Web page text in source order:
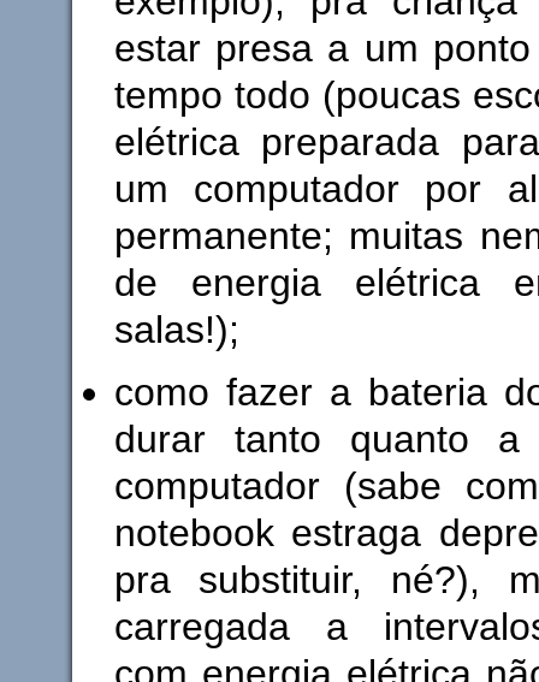
estar presa a um
tempo todo (poucas
elétrica preparada
um computador por
permanente; muitas
de energia elétrica
salas!);
como fazer a bateria
durar tanto quanto
computador (sabe
notebook estraga
pra substituir, né?),
carregada a
com energia elétrica